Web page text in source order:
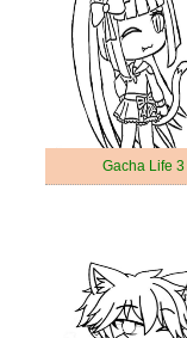
Gacha Life 3